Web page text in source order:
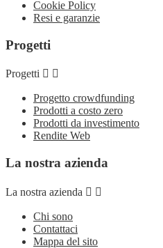
Cookie Policy
Resi e garanzie
Progetti
Progetti  
Progetto crowdfunding
Prodotti a costo zero
Prodotti da investimento
Rendite Web
La nostra azienda
La nostra azienda  
Chi sono
Contattaci
Mappa del sito